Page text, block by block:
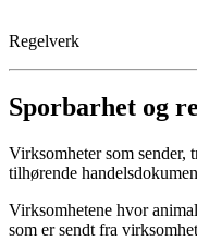
Regelverk
Sporbarhet og
Virksomheter som sender,
tilhørende
Virksomhetene hvor
som er sendt fra